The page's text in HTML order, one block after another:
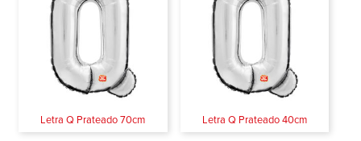
Letra Q Prateado 70cm Letra Q Prateado 40cm